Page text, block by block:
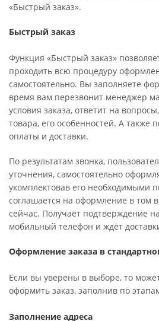
«Быстрый заказ».
Быстрый заказ
Функция «Быстрый заказ»
проходить всю процедуру
самостоятельно. Вы заполняете
время вам перезвонит менеджер
условия заказа, ответит на
товара, его особенностей. А также
оплаты и доставки.
По результатам звонка,
уточнения, самостоятельно
укомплектовав его необходимыми
соглашается на оформление в том
сейчас. Получает подтверждение
мобильный телефон и ждёт
Оформление заказа в
Если вы уверены в выборе, то
оформить заказ, заполнив по
Заполнение адреса